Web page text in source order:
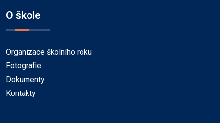
O škole
Organizace školního roku
Fotografie
Dokumenty
Kontakty